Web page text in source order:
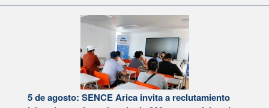
5 de agosto: SENCE Arica invita a reclutamiento